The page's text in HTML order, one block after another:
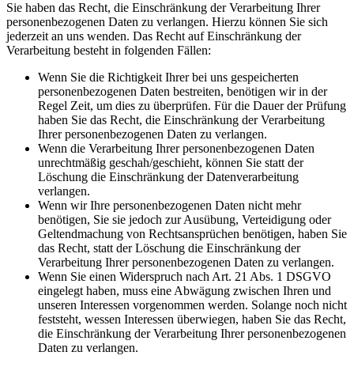
Sie haben das Recht, die Einschränkung der Verarbeitung Ihrer
personenbezogenen Daten zu verlangen. Hierzu können Sie sich
jederzeit an uns wenden. Das Recht auf Einschränkung der
Verarbeitung besteht in folgenden Fällen:
Wenn Sie die Richtigkeit Ihrer bei uns gespeicherten
personenbezogenen Daten bestreiten, benötigen wir in der
Regel Zeit, um dies zu überprüfen. Für die Dauer der Prüfung
haben Sie das Recht, die Einschränkung der Verarbeitung
Ihrer personenbezogenen Daten zu verlangen.
Wenn die Verarbeitung Ihrer personenbezogenen Daten
unrechtmäßig geschah/geschieht, können Sie statt der
Löschung die Einschränkung der Datenverarbeitung
verlangen.
Wenn wir Ihre personenbezogenen Daten nicht mehr
benötigen, Sie sie jedoch zur Ausübung, Verteidigung oder
Geltendmachung von Rechtsansprüchen benötigen, haben Sie
das Recht, statt der Löschung die Einschränkung der
Verarbeitung Ihrer personenbezogenen Daten zu verlangen.
Wenn Sie einen Widerspruch nach Art. 21 Abs. 1 DSGVO
eingelegt haben, muss eine Abwägung zwischen Ihren und
unseren Interessen vorgenommen werden. Solange noch nicht
feststeht, wessen Interessen überwiegen, haben Sie das Recht,
die Einschränkung der Verarbeitung Ihrer personenbezogenen
Daten zu verlangen.